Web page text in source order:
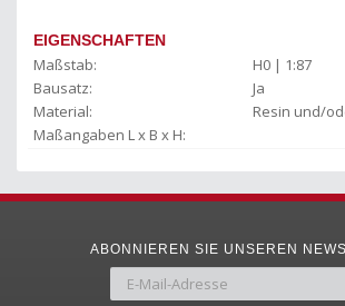
EIGENSCHAFTEN
Maßstab:
H0 | 1:87
Bausatz:
Ja
Material:
Resin und/
Maßangaben L x B x H:
ABONNIEREN SIE UNSEREN